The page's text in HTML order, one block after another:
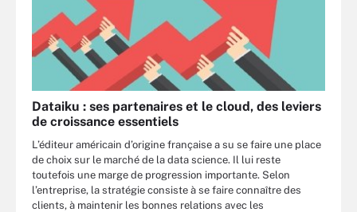
Dataiku : ses partenaires et le cloud, des leviers
de croissance essentiels
L’éditeur américain d’origine française a su se faire une place
de choix sur le marché de la data science. Il lui reste
toutefois une marge de progression importante. Selon
l’entreprise, la stratégie consiste à se faire connaître des
clients, à maintenir les bonnes relations avec les